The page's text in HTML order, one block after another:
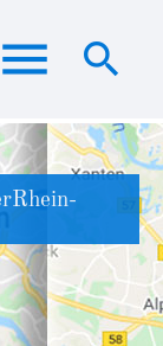
menu search
SUCHEN